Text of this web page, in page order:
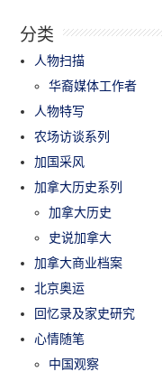
分类
人物扫描
华裔媒体工作者
人物特写
农场访谈系列
加国采风
加拿大历史系列
加拿大历史
史说加拿大
加拿大商业档案
北京奥运
回忆录及家史研究
心情随笔
中国观察